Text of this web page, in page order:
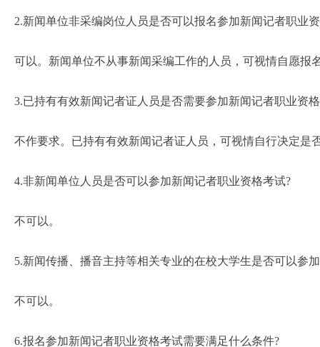
2.新闻单位非采编岗位人员是否可以报名参加新闻记者职业
可以。新闻单位不从事新闻采编工作的人员，可视情自愿报
3.已持有有效新闻记者证人员是否需要参加新闻记者职业资
不作要求。已持有有效新闻记者证人员，可视情自行决定是
4.非新闻单位人员是否可以参加新闻记者职业资格考试?
不可以。
5.新闻传播、播音主持等相关专业的在校大学生是否可以参
不可以。
6.报名参加新闻记者职业资格考试需要满足什么条件?